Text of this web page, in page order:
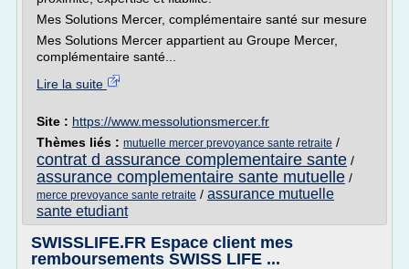
Mes Solutions Mercer, complémentaire santé sur mesure
Mes Solutions Mercer appartient au Groupe Mercer,
complémentaire santé...
Lire la suite
Site : https://www.messolutionsmercer.fr
Thèmes liés : mutuelle mercer prevoyance sante retraite /
contrat d assurance complementaire sante /
assurance complementaire sante mutuelle /
merce prevoyance sante retraite / assurance mutuelle
sante etudiant
SWISSLIFE.FR Espace client mes
remboursements SWISS LIFE ...